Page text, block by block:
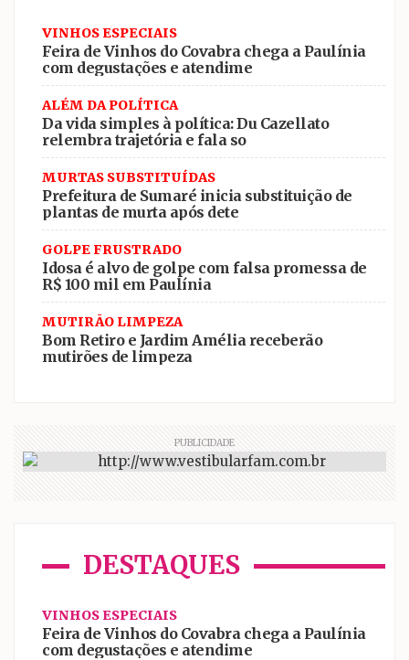
VINHOS ESPECIAIS
Feira de Vinhos do Covabra chega a Paulínia
com degustações e atendime
ALÉM DA POLÍTICA
Da vida simples à política: Du Cazellato
relembra trajetória e fala so
MURTAS SUBSTITUÍDAS
Prefeitura de Sumaré inicia substituição de
plantas de murta após dete
GOLPE FRUSTRADO
Idosa é alvo de golpe com falsa promessa de
R$ 100 mil em Paulínia
MUTIRÃO LIMPEZA
Bom Retiro e Jardim Amélia receberão
mutirões de limpeza
PUBLICIDADE
DESTAQUES
VINHOS ESPECIAIS
Feira de Vinhos do Covabra chega a Paulínia
com degustações e atendime